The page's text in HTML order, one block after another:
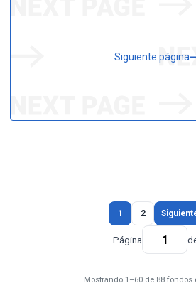
Siguiente página
1 2
Página
Mostrando 1–60 de 88 fondos